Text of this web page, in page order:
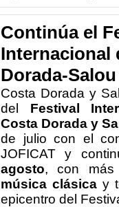
Continúa el
Internacional
Dorada-Salou
Costa Dorada y
del Festival
Costa Dorada y
de julio con el
JOFICAT y
agosto, con más
música clásicay
epicentro del